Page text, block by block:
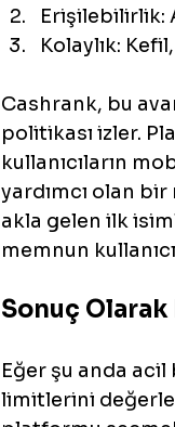
Erişilebilirlik:
Kolaylık:
Cashrank, bu
politikası izler.
kullanıcıların
yardımcı olan
akla gelen ilk
memnun
Sonuç Olarak
Eğer şu anda
limitlerini